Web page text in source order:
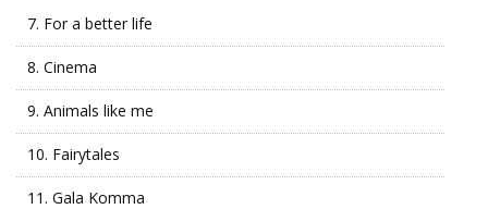
7. For a better life
8. Cinema
9. Animals like me
10. Fairytales
11. Gala Komma